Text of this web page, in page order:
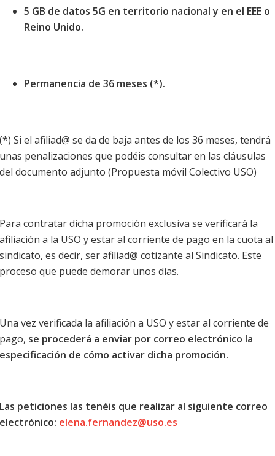
5 GB de datos 5G en territorio nacional y en el EEE o
Reino Unido.
Permanencia de 36 meses (*).
(*) Si el afiliad@ se da de baja antes de los 36 meses, tendrá
unas penalizaciones que podéis consultar en las cláusulas
del documento adjunto (Propuesta móvil Colectivo USO)
Para contratar dicha promoción exclusiva se verificará la
afiliación a la USO y estar al corriente de pago en la cuota al
sindicato, es decir, ser afiliad@ cotizante al Sindicato. Este
proceso que puede demorar unos días.
Una vez verificada la afiliación a USO y estar al corriente de
pago, se procederá a enviar por correo electrónico la
especificación de cómo activar dicha promoción.
Las peticiones las tenéis que realizar al siguiente correo
electrónico: elena.fernandez@uso.es